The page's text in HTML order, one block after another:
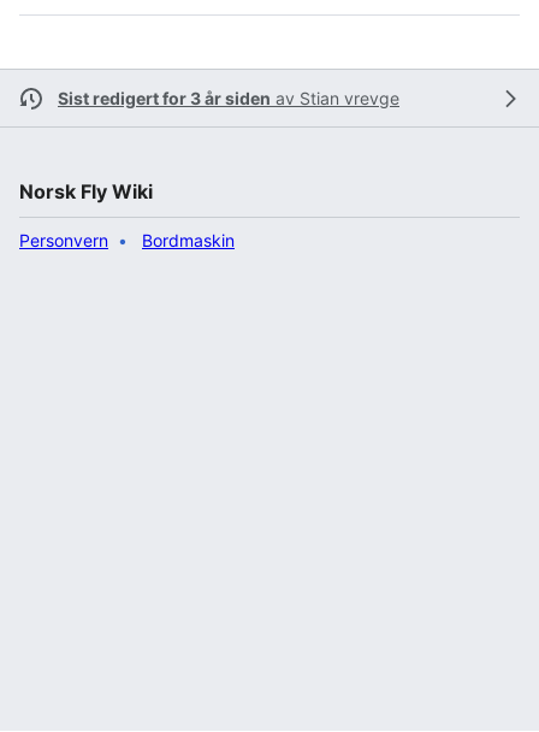
Sist redigert for 3 år siden av Stian vrevge
Norsk Fly Wiki
Personvern Bordmaskin